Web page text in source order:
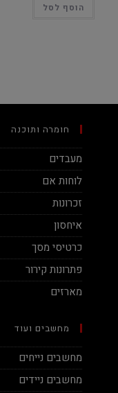
הוסף לסל
חומרה ותוכנה
מעבדים
לוחות אם
זכרונות
איחסון
כרטיסי מסך
פתרונות קירור
מארזים
מחשבים ועוד
מחשבים נייחים
מחשבים ניידים